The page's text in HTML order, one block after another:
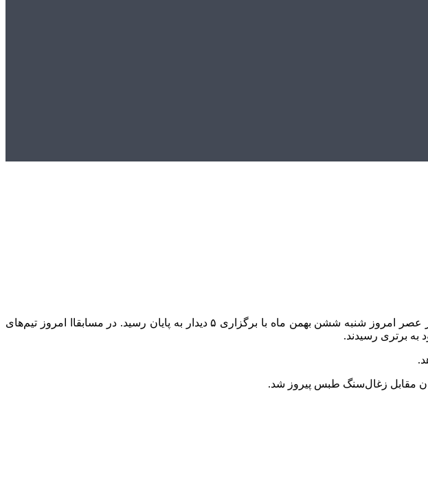
به گزارش خبرنگلر مهر، هفته یازدهم از سی و هفتمین دوره رقابتهای لیگ برتر هندبال مردان باشگاه‌های کشور عصر امروز شنبه ششن بهمن ماه با برگزاری ۵ دیدار به پایان رسید. در مسابقاا امروز تیم‌های
به برتری رسیدند.
مقابل زغال‌سنگ طبس پیروز شد.